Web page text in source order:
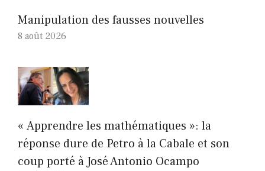
Manipulation des fausses nouvelles
8 août 2026
« Apprendre les mathématiques »: la
réponse dure de Petro à la Cabale et son
coup porté à José Antonio Ocampo